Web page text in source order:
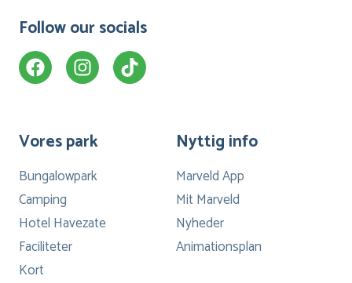
Follow our socials
Vores park
Bungalowpark
Camping
Hotel Havezate
Faciliteter
Kort
Nyttig info
Marveld App
Mit Marveld
Nyheder
Animationsplan